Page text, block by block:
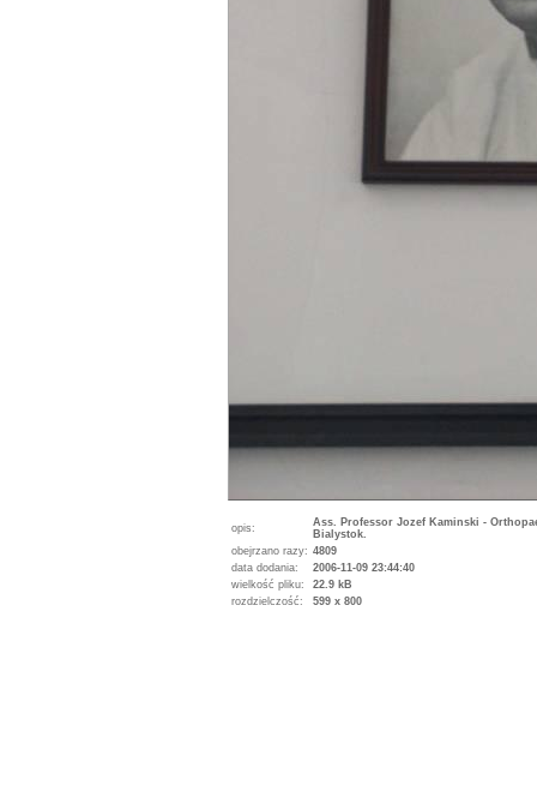
opis:
Ass. Professor Jozef Kaminski -
Bialystok.
obejrzano razy: 4809
data dodania:
2006-11-09 23:44:40
wielkość pliku:
22.9 kB
rozdzielczość:
599 x 800